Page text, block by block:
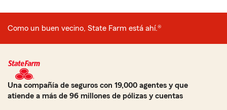
Como un buen vecino, State Farm está ahí.®
Una compañía de seguros con 19,000 agentes y que
atiende a más de 96 millones de pólizas y cuentas